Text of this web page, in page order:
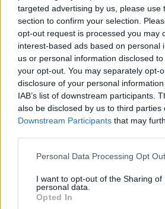
targeted advertising by us, please use
section to confirm your selection.
opt-out request is processed you may
interest-based ads based on personal
us or personal information disclosed
your opt-out. You may separately opt-
disclosure of your personal
IAB’s list of downstream participants.
also be disclosed by us to third parties
Downstream Participants that may
Personal Data Processing Opt
I want to opt-out of the Sharing of
personal data.
Opted In